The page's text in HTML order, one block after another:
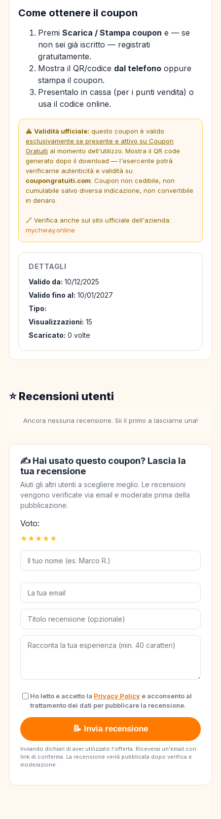
Come ottenere il coupon
Premi Scarica / Stampa coupon e — se
non sei già iscritto — registrati
gratuitamente.
Mostra il QR/codice dal telefono oppure
stampa il coupon.
Presentalo in cassa (per i punti vendita) o
usa il codice online.
⚠️ Validità ufficiale: questo coupon è valido
esclusivamente se presente e attivo su Coupon
Gratuiti al momento dell'utilizzo. Mostra il QR code
generato dopo il download — l'esercente potrà
verificarne autenticità e validità su
coupongratuiti.com. Coupon non cedibile, non
cumulabile salvo diversa indicazione, non convertibile
in denaro.
🔗 Verifica anche sul sito ufficiale dell'azienda:
mychway.online
DETTAGLI
Valido da: 10/12/2025
Valido fino al: 10/01/2027
Tipo:
Visualizzazioni: 15
Scaricato: 0 volte
⭐ Recensioni utenti
Ancora nessuna recensione. Sii il primo a lasciarne una!
✍️ Hai usato questo coupon? Lascia la
tua recensione
Aiuti gli altri utenti a scegliere meglio. Le recensioni
vengono verificate via email e moderate prima della
pubblicazione.
Voto:
★
★
★
★
★
Ho letto e accetto la Privacy Policy e acconsento al
trattamento dei dati per pubblicare la recensione.
📝 Invia recensione
Inviando dichiari di aver utilizzato l'offerta. Riceverai un'email con
link di conferma. La recensione verrà pubblicata dopo verifica e
moderazione.